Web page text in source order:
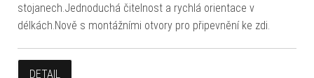
stojanech.Jednoduchá čitelnost a rychlá orientace v
délkách.Nově s montážními otvory pro připevnění ke zdi.
DETAIL